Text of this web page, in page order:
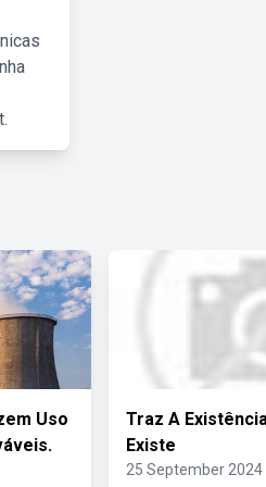
Uso
Traz A
Existe
25 September 2024